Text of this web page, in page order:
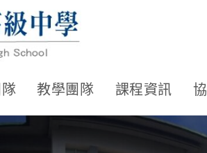
教學團隊 課程資訊